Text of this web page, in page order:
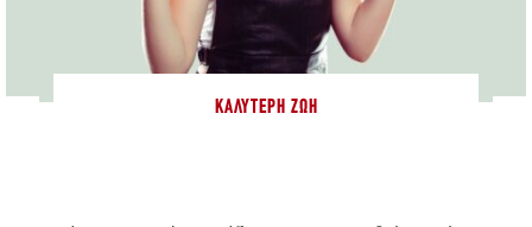
ΚΑΛΎΤΕΡΗ ΖΩΉ